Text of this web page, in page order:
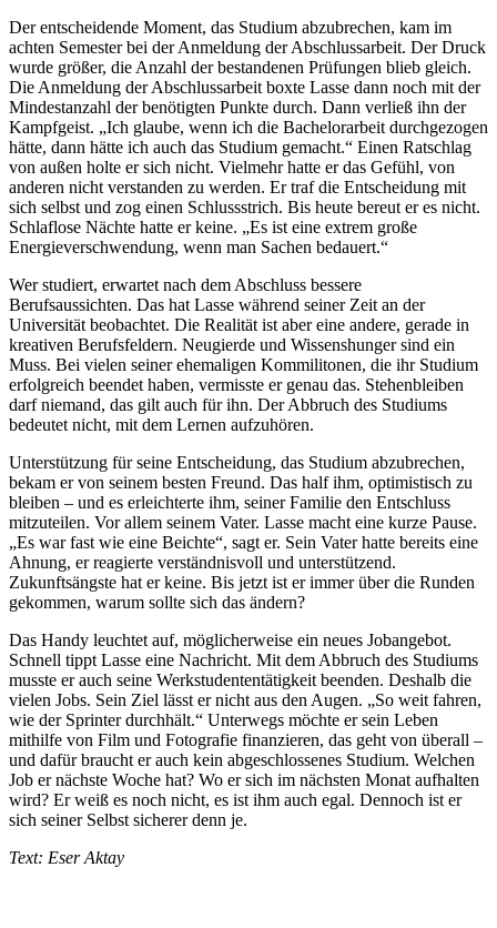
Der entscheidende Moment, das Studium abzubrechen, kam im
achten Semester bei der Anmeldung der Abschlussarbeit. Der Druck
wurde größer, die Anzahl der bestandenen Prüfungen blieb gleich.
Die Anmeldung der Abschlussarbeit boxte Lasse dann noch mit der
Mindestanzahl der benötigten Punkte durch. Dann verließ ihn der
Kampfgeist. „Ich glaube, wenn ich die Bachelorarbeit durchgezogen
hätte, dann hätte ich auch das Studium gemacht.“ Einen Ratschlag
von außen holte er sich nicht. Vielmehr hatte er das Gefühl, von
anderen nicht verstanden zu werden. Er traf die Entscheidung mit
sich selbst und zog einen Schlussstrich. Bis heute bereut er es nicht.
Schlaflose Nächte hatte er keine. „Es ist eine extrem große
Energieverschwendung, wenn man Sachen bedauert.“
Wer studiert, erwartet nach dem Abschluss bessere
Berufsaussichten. Das hat Lasse während seiner Zeit an der
Universität beobachtet. Die Realität ist aber eine andere, gerade in
kreativen Berufsfeldern. Neugierde und Wissenshunger sind ein
Muss. Bei vielen seiner ehemaligen Kommilitonen, die ihr Studium
erfolgreich beendet haben, vermisste er genau das. Stehenbleiben
darf niemand, das gilt auch für ihn. Der Abbruch des Studiums
bedeutet nicht, mit dem Lernen aufzuhören.
Unterstützung für seine Entscheidung, das Studium abzubrechen,
bekam er von seinem besten Freund. Das half ihm, optimistisch zu
bleiben – und es erleichterte ihm, seiner Familie den Entschluss
mitzuteilen. Vor allem seinem Vater. Lasse macht eine kurze Pause.
„Es war fast wie eine Beichte“, sagt er. Sein Vater hatte bereits eine
Ahnung, er reagierte verständnisvoll und unterstützend.
Zukunftsängste hat er keine. Bis jetzt ist er immer über die Runden
gekommen, warum sollte sich das ändern?
Das Handy leuchtet auf, möglicherweise ein neues Jobangebot.
Schnell tippt Lasse eine Nachricht. Mit dem Abbruch des Studiums
musste er auch seine Werkstudententätigkeit beenden. Deshalb die
vielen Jobs. Sein Ziel lässt er nicht aus den Augen. „So weit fahren,
wie der Sprinter durchhält.“ Unterwegs möchte er sein Leben
mithilfe von Film und Fotografie finanzieren, das geht von überall –
und dafür braucht er auch kein abgeschlossenes Studium. Welchen
Job er nächste Woche hat? Wo er sich im nächsten Monat aufhalten
wird? Er weiß es noch nicht, es ist ihm auch egal. Dennoch ist er
sich seiner Selbst sicherer denn je.
Text: Eser Aktay